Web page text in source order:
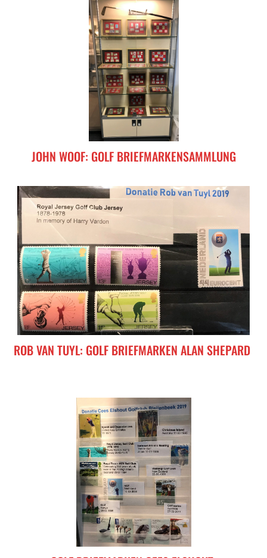
JOHN WOOF: GOLF BRIEFMARKENSAMMLUNG
ROB VAN TUYL: GOLF BRIEFMARKEN ALAN SHEPARD